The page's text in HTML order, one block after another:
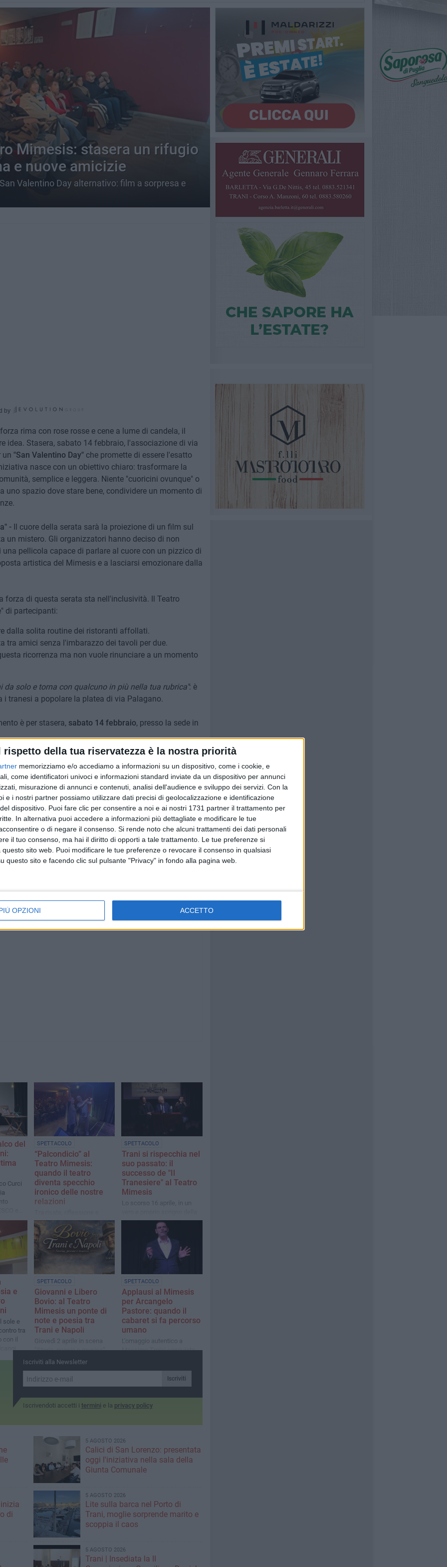
rispetto della tua riservatezza è la nostra priorità
memorizziamo e/o accediamo a informazioni su un dispositivo, come i cookie, e
come identificatori univoci e informazioni standard inviate da un dispositivo per annunci
misurazione di annunci e contenuti, analisi dell'audience e sviluppo dei servizi. Con la
e i nostri partner possiamo utilizzare dati precisi di geolocalizzazione e identificazione
dispositivo. Puoi fare clic per consentire a noi e ai nostri 1731 partner il trattamento per
In alternativa puoi accedere a informazioni più dettagliate e modificare le tue
o di negare il consenso. Si rende noto che alcuni trattamenti dei dati personali
il tuo consenso, ma hai il diritto di opporti a tale trattamento. Le tue preferenze si
sito web. Puoi modificare le tue preferenze o revocare il consenso in qualsiasi
questo sito e facendo clic sul pulsante "Privacy" in fondo alla pagina web.
OPZIONI ACCETTO
Mimesis: stasera un rifugio
e nuove amicizie
Valentino Day alternativo: film a sorpresa e
by
rima con rose rosse e cene a lume di candela, il
idea. Stasera, sabato 14 febbraio, l'associazione di via
un "San Valentino Day"che promette di essere l'esatto
nasce con un obiettivo chiaro: trasformare la
semplice e leggera. Niente "cuoricini ovunque" o
uno spazio dove stare bene, condividere un momento di
- Il cuore della serata sarà la proiezione di un film sul
un mistero. Gli organizzatori hanno deciso di non
pellicola capace di parlare al cuore con un pizzico di
artistica del Mimesis e a lasciarsi emozionare dalla
forza di questa serata sta nell'inclusività. Il Teatro
di partecipanti:
dalla solita routine dei ristoranti affollati.
tra amici senza l'imbarazzo dei tavoli per due.
ricorrenza ma non vuole rinunciare a un momento
da solo e torna con qualcuno in più nella tua rubrica": è
tranesi a popolare la platea di via Palagano.
è per stasera, sabato 14 febbraio, presso la sede in
gratuito, laprenotazione è obbligatoriaper garantire a
il proprio posto chiamando o scrivendo al numero346
del cinema o semplicemente della buona compagnia, il
stare.
del
Curci
SPETTACOLO
“Palcondicio” al
Teatro Mimesis:
quando il teatro
diventa specchio
ironico delle nostre
relazioni
complicità scenica, Vitone e
Lilia Pierno conquistano il
pubblico con un atto unico
intelligente e
profondamente umano
SPETTACOLO
Trani si rispecchia nel
suo passato: il
successo de "Il
Tranesiere" al Teatro
Mimesis
Lo scorso 16 aprile, in un
memoria collettiva, una
serata densa di emozioni e
partecipazione
e
sole e
tra
con il
SPETTACOLO
Giovanni e Libero
Bovio: al Teatro
Mimesis un ponte di
note e poesia tra
Trani e Napoli
Giovedì 2 aprile in scena
“Storia, poesia e musica”,
un evento dell’Associazione
legame tra due capitali della
cultura
SPETTACOLO
Applausi al Mimesis
per Arcangelo
Pastore: quando il
cabaret si fa percorso
umano
L'omaggio autentico a
Massimo Troisi conquista
Iscriviti alla Newsletter
Iscriviti
Iscrivendoti accetti i termini e la privacy policy
5 AGOSTO 2026
Calici di San Lorenzo: presentata
oggi l'iniziativa nella sala della
Giunta Comunale
di
5 AGOSTO 2026
Lite sulla barca nel Porto di
Trani, moglie sorprende marito e
scoppia il caos
5 AGOSTO 2026
Trani | Insediata la II